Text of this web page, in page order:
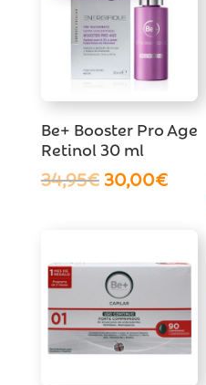
Be+ Booster Pro Age
Retinol 30 ml
34,95€El
34,95€.
30,00€El